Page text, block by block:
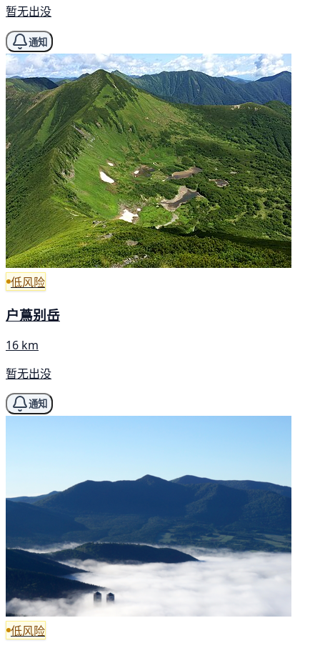
暂无出没
通知
低风险
户蔦别岳
16 km
暂无出没
通知
低风险